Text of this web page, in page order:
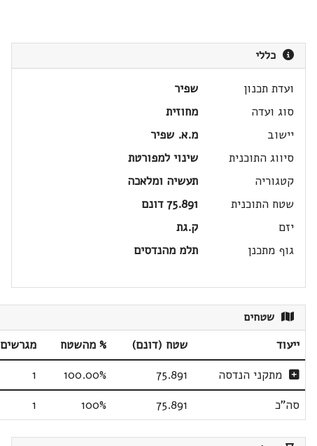
כללי
ועדת תכנון
שפיר
סוג ועדה
מחוזית
יישוב
מ.א. שפיר
סיווג התוכנית
שינוי למפורטת
קטגוריה
תעשיה ומלאכה
שטח התוכנית
75.891 דונם
יזם
ק.גת
גוף מתכנן
תלמ מהנדסים
שטחים
ייעוד שטח (דונם) % מהשטח מגרשים
מתקני הנדסה
75.891
100.00%
1
סה"כ
75.891
100%
1